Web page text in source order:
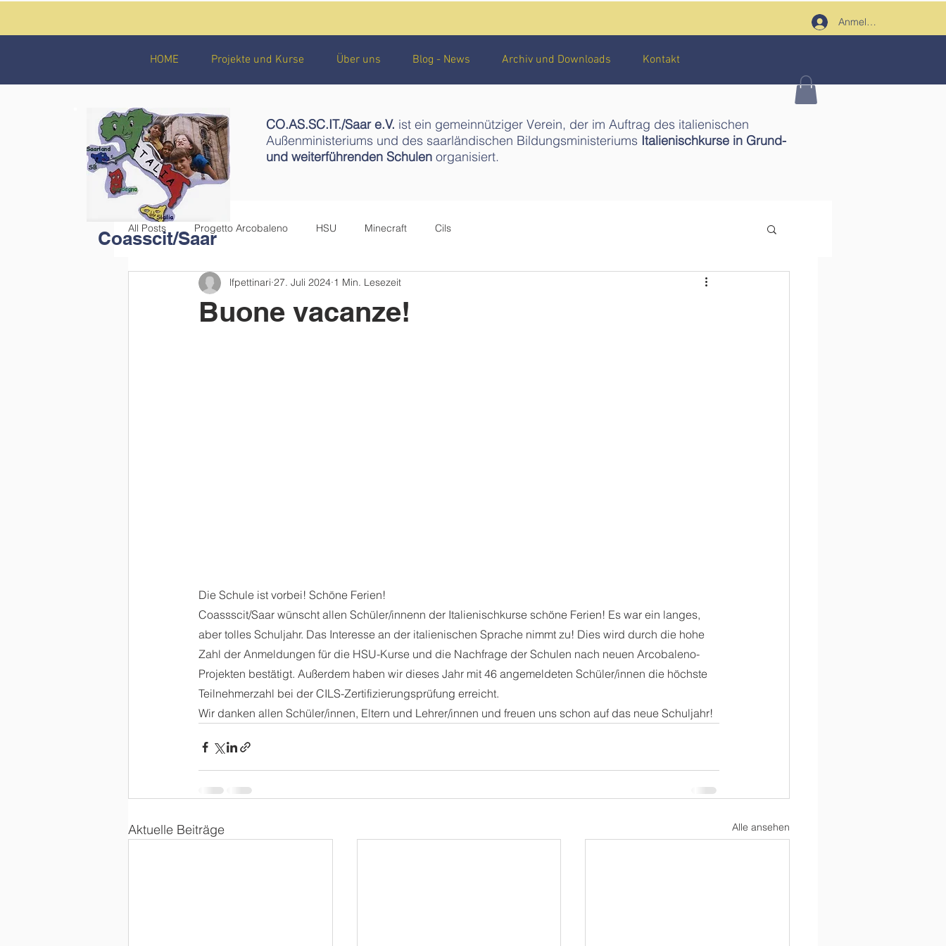
Anmelden
HOME Projekte und Kurse Über uns Blog - News Archiv und Downloads Kontakt
CO.AS.SC.IT./Saar e.V. ist ein gemeinnütziger Verein, der im Auftrag des italienischen
Außenministeriums und des saarländischen Bildungsministeriums Italienischkurse in Grund-
und weiterführenden Schulen organisiert.
All Posts Progetto Arcobaleno HSU Minecraft Cils
Buone vacanze!
lfpettinari 27. Juli 2024 1 Min. Lesezeit
Die Schule ist vorbei! Schöne Ferien!
Coassscit/Saar wünscht allen Schüler/innenn der Italienischkurse schöne Ferien! Es war ein langes,
aber tolles Schuljahr. Das Interesse an der italienischen Sprache nimmt zu! Dies wird durch die hohe
Zahl der Anmeldungen für die HSU-Kurse und die Nachfrage der Schulen nach neuen Arcobaleno-
Projekten bestätigt. Außerdem haben wir dieses Jahr mit 46 angemeldeten Schüler/innen die höchste
Teilnehmerzahl bei der CILS-Zertifizierungsprüfung erreicht.
Wir danken allen Schüler/innen, Eltern und Lehrer/innen und freuen uns schon auf das neue Schuljahr!
Aktuelle Beiträge Alle ansehen
Coasscit/Saar